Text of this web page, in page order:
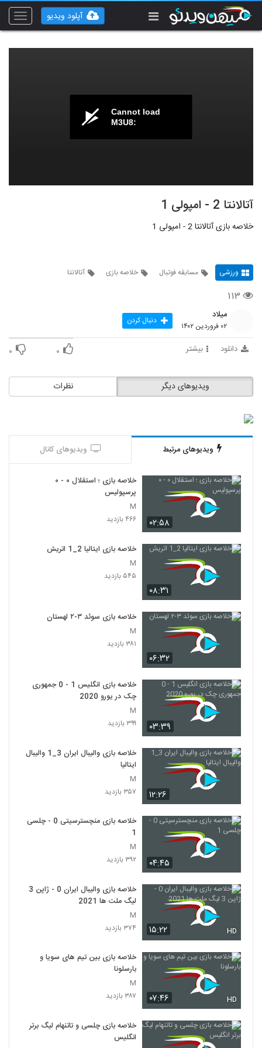
Toggle
آپلود ویدیو
Cannot load
M3U8:
آتالانتا 2 - امپولی 1
خلاصه بازی آتالانتا 2 - امپولی 1
ورزشی مسابقه فوتبال خلاصه بازی آتالانتا
۱۱۳
میلاد
۰۲ فروردین ۱۴۰۲ دنبال کردن
دانلود بیشتر ۰ ۰
نظرات ویدیوهای دیگر
ویدیوهای مرتبط ویدیوهای کانال
۰۲:۵۸
خلاصه بازی ؛ استقلال ۰ - ۰
پرسپولیس
M
۴۶۶ بازدید
۰۸:۳۱
خلاصه بازی ایتالیا 2_1 اتريش
M
۵۴۵ بازدید
۰۶:۳۲
خلاصه بازی سوئد ۳-۲ لهستان
M
۳۸۱ بازدید
۰۳:۳۹
خلاصه بازی انگلیس 1 - 0 جمهوری
چک در یورو 2020
M
۳۹۹ بازدید
۱۲:۲۶
خلاصه بازی والیبال ایران 3_1 والیبال
ایتالیا
M
۳۵۷ بازدید
۰۴:۴۵
خلاصه بازی منچسترسیتی 0 - چلسی
1
M
۳۹۲ بازدید
۱۵:۲۲ HD
خلاصه بازی والیبال ایران 0 - ژاپن 3
لیگ ملت ها 2021
M
۳۷۴ بازدید
۰۷:۴۶ HD
خلاصه بازی بین تیم های سویا و
بارسلونا
M
۳۸۷ بازدید
خلاصه بازی چلسی و تاتنهام لیگ برتر
انگلیس